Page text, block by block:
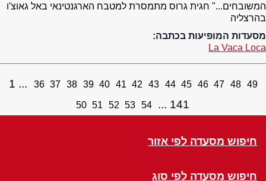
המשובחים..." חגית גרוס מתמסרת למטבח הארגנטינאי באל גאוצ'ו
בהרצליה
מסעדות המופיעות בכתבה:
La Vaca Loca
1 36 37 38 39 40 41 42 43 44 45 46 47 48 49
50 51 52 53 54 141
חיפוש מסעדה לפי אזור
חיפוש מסעדה לפי סוג